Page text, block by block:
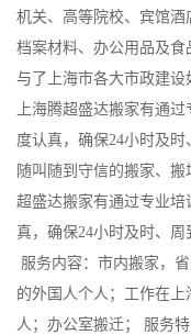
机关、高等院校、宾馆酒
档案材料、办公用品及
与了上海市各大市政建设
上海腾超盛达搬家有通
度认真，确保24小时及
随叫随到守信的搬家、
超盛达搬家有通过专业
真，确保24小时及
服务内容：市内搬家，
的外国人个人；工作在
人；办公室搬迁； 服务